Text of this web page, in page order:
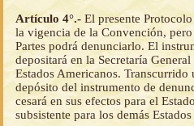
Artículo 4°.- El presente
la vigencia de la Convención,
Partes podrá denunciarlo. El
depositará en la Secretaría
Estados Americanos.
depósito del instrumento de
cesará en sus efectos para el
subsistente para los demás Estados